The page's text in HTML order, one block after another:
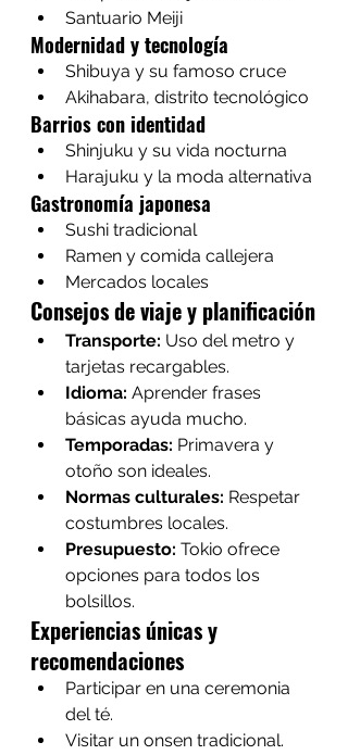
Santuario Meiji
Modernidad y tecnología
Shibuya y su famoso cruce
Akihabara, distrito tecnológico
Barrios con identidad
Shinjuku y su vida nocturna
Harajuku y la moda alternativa
Gastronomía japonesa
Sushi tradicional
Ramen y comida callejera
Mercados locales
Consejos de viaje y planificación
Transporte: Uso del metro y
tarjetas recargables.
Idioma: Aprender frases
básicas ayuda mucho.
Temporadas: Primavera y
otoño son ideales.
Normas culturales: Respetar
costumbres locales.
Presupuesto: Tokio ofrece
opciones para todos los
bolsillos.
Experiencias únicas y
recomendaciones
Participar en una ceremonia
del té.
Visitar un onsen tradicional.